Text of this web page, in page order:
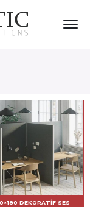
DEKORATIF SES